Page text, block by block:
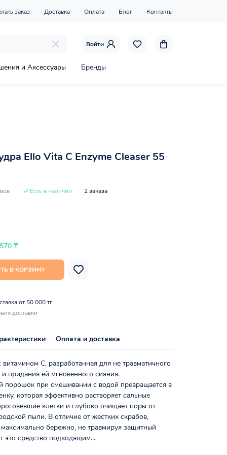
заказ Доставка Оплата Блог Контакты
Войти
и Аксессуары Бренды
Ello Vita C Enzyme Cleaser 55
Есть в наличии 2 заказа
₸
В КОРЗИНУ
от 50 000 тг.
доставки
Оплата и доставка
С, разработанная для не травматичного
придания ей мгновенного сияния.
порошок при смешивании с водой превращается в
которая эффективно растворяет сальные
клетки и глубоко очищает поры от
пыли. В отличие от жестких скрабов,
бережно, не травмируя защитный
это средство подходящим...